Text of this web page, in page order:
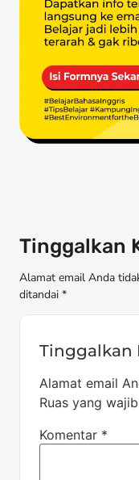
Tinggalkan
Alamat email Anda
ditandai *
Tinggalkan
Alamat email
Ruas yang
Komentar *